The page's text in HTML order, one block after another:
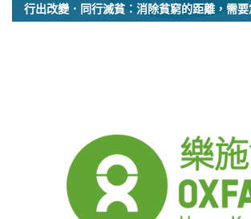
行出改變．同行滅貧：消除貧窮的距離，需